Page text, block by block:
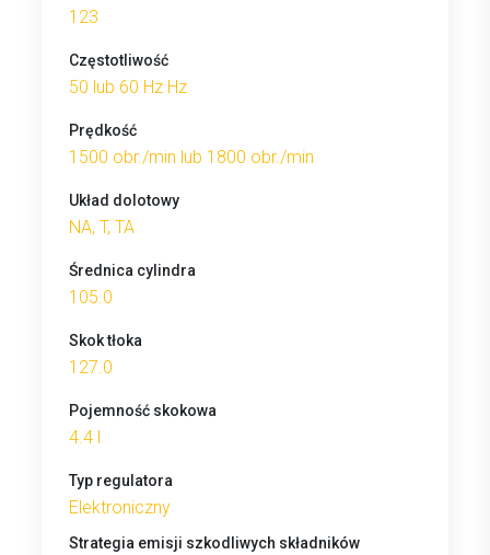
123
Częstotliwość
50 lub 60 Hz Hz
Prędkość
1500 obr./min lub 1800 obr./min
Układ dolotowy
NA, T, TA
Średnica cylindra
105.0
Skok tłoka
127.0
Pojemność skokowa
4.4 l
Typ regulatora
Elektroniczny
Strategia emisji szkodliwych składników